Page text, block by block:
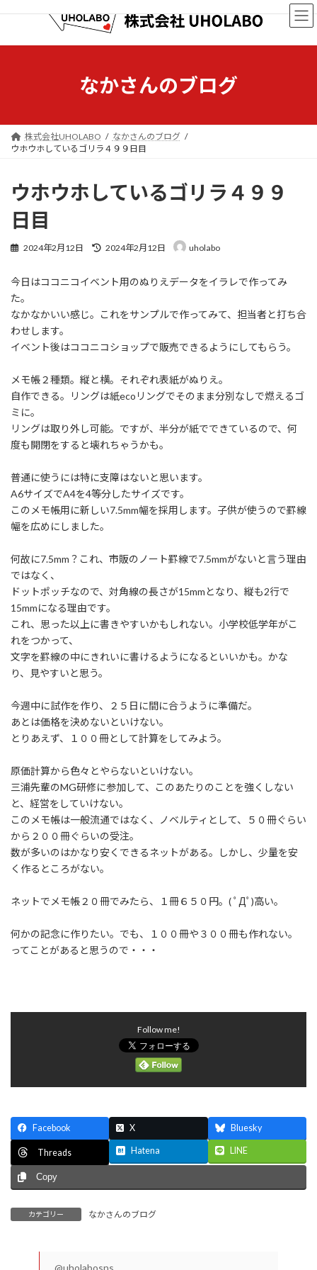
ン
ー
なかさんのブログ
株式会社UHOLABO
なかさんのブログ
ウホウホしているゴリラ４９９日目
ウホウホしているゴリラ４９９
日目
2024年2月12日
最
新
時
:
2024年2月12日 uholabo
今日はココニコイベント用のぬりえデータをイラレで作ってみ
た。
なかなかいい感じ。これをサンプルで作ってみて、担当者と打ち合
わせします。
イベント後はココニコショップで販売できるようにしてもらう。
メモ帳２種類。縦と横。それぞれ表紙がぬりえ。
自作できる。リングは紙ecoリングでそのまま分別なしで燃えるゴ
ミに。
リングは取り外し可能。ですが、半分が紙でできているので、何
度も開閉をすると壊れちゃうかも。
普通に使うには特に支障はないと思います。
A6サイズでA4を4等分したサイズです。
このメモ帳用に新しい7.5mm幅を採用します。子供が使うので罫線
幅を広めにしました。
何故に7.5mm？これ、市販のノート罫線で7.5mmがないと言う理由
ではなく、
ドットポッチなので、対角線の長さが15mmとなり、縦も2行で
15mmになる理由です。
これ、思った以上に書きやすいかもしれない。小学校低学年がこ
れをつかって、
文字を罫線の中にきれいに書けるようになるといいかも。かな
り、見やすいと思う。
今週中に試作を作り、２５日に間に合うように準備だ。
あとは価格を決めないといけない。
とりあえず、１００冊として計算をしてみよう。
原価計算から色々とやらないといけない。
三浦先輩のMG研修に参加して、このあたりのことを強くしない
と、経営をしていけない。
このメモ帳は一般流通ではなく、ノベルティとして、５０冊ぐらい
から２００冊ぐらいの受注。
数が多いのはかなり安くできるネットがある。しかし、少量を安
く作るところがない。
ネットでメモ帳２０冊でみたら、１冊６５０円。( ﾟДﾟ)高い。
何かの記念に作りたい。でも、１００冊や３００冊も作れない。
ってことがあると思うので・・・
Follow me!
Facebook X Bluesky
Threads Hatena LINE
Copy
カテゴリー なかさんのブログ
@uholabosns